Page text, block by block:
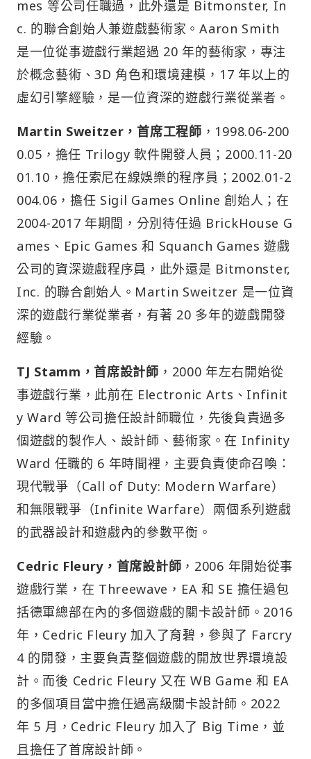
mes 等公司任職過，此外還是 Bitmonster, In
c. 的聯合創始人兼遊戲藝術家。Aaron Smith
是一位從事遊戲行業超過 20 年的藝術家，專注
於概念藝術、3D 角色和環境建模，17 年以上的
虛幻引擎經驗，是一位資深的遊戲行業從業者。
Martin Sweitzer，首席工程師 ，1998.06-200
0.05，擔任 Trilogy 軟件開發人員；2000.11-20
01.10，擔任索尼在線娛樂的程序員；2002.01-2
004.06，擔任 Sigil Games Online 創始人；在
2004-2017 年期間，分別待任過 BrickHouse G
ames、Epic Games 和 Squanch Games 遊戲
公司的資深遊戲程序員，此外還是 Bitmonster,
Inc. 的聯合創始人。Martin Sweitzer 是一位資
深的遊戲行業從業者，有著 20 多年的遊戲開發
經驗。
TJ Stamm，首席設計師 ，2000 年左右開始從
事遊戲行業，此前在 Electronic Arts、Infinit
y Ward 等公司擔任設計師職位，先後負責過多
個遊戲的製作人、設計師、藝術家。在 Infinity
Ward 任職的 6 年時間裡，主要負責使命召喚：
現代戰爭（Call of Duty: Modern Warfare）
和無限戰爭（Infinite Warfare）兩個系列遊戲
的武器設計和遊戲內的參數平衡。
Cedric Fleury，首席設計師 ，2006 年開始從事
遊戲行業，在 Threewave，EA 和 SE 擔任過包
括德軍總部在內的多個遊戲的關卡設計師。2016
年，Cedric Fleury 加入了育碧，參與了 Farcry
4 的開發，主要負責整個遊戲的開放世界環境設
計。而後 Cedric Fleury 又在 WB Game 和 EA
的多個項目當中擔任過高級關卡設計師。2022
年 5 月，Cedric Fleury 加入了 Big Time，並
且擔任了首席設計師。